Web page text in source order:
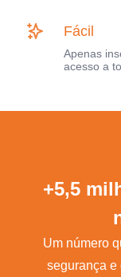
Fácil
Apenas
acesso a
+5,5
Um número
segurança e